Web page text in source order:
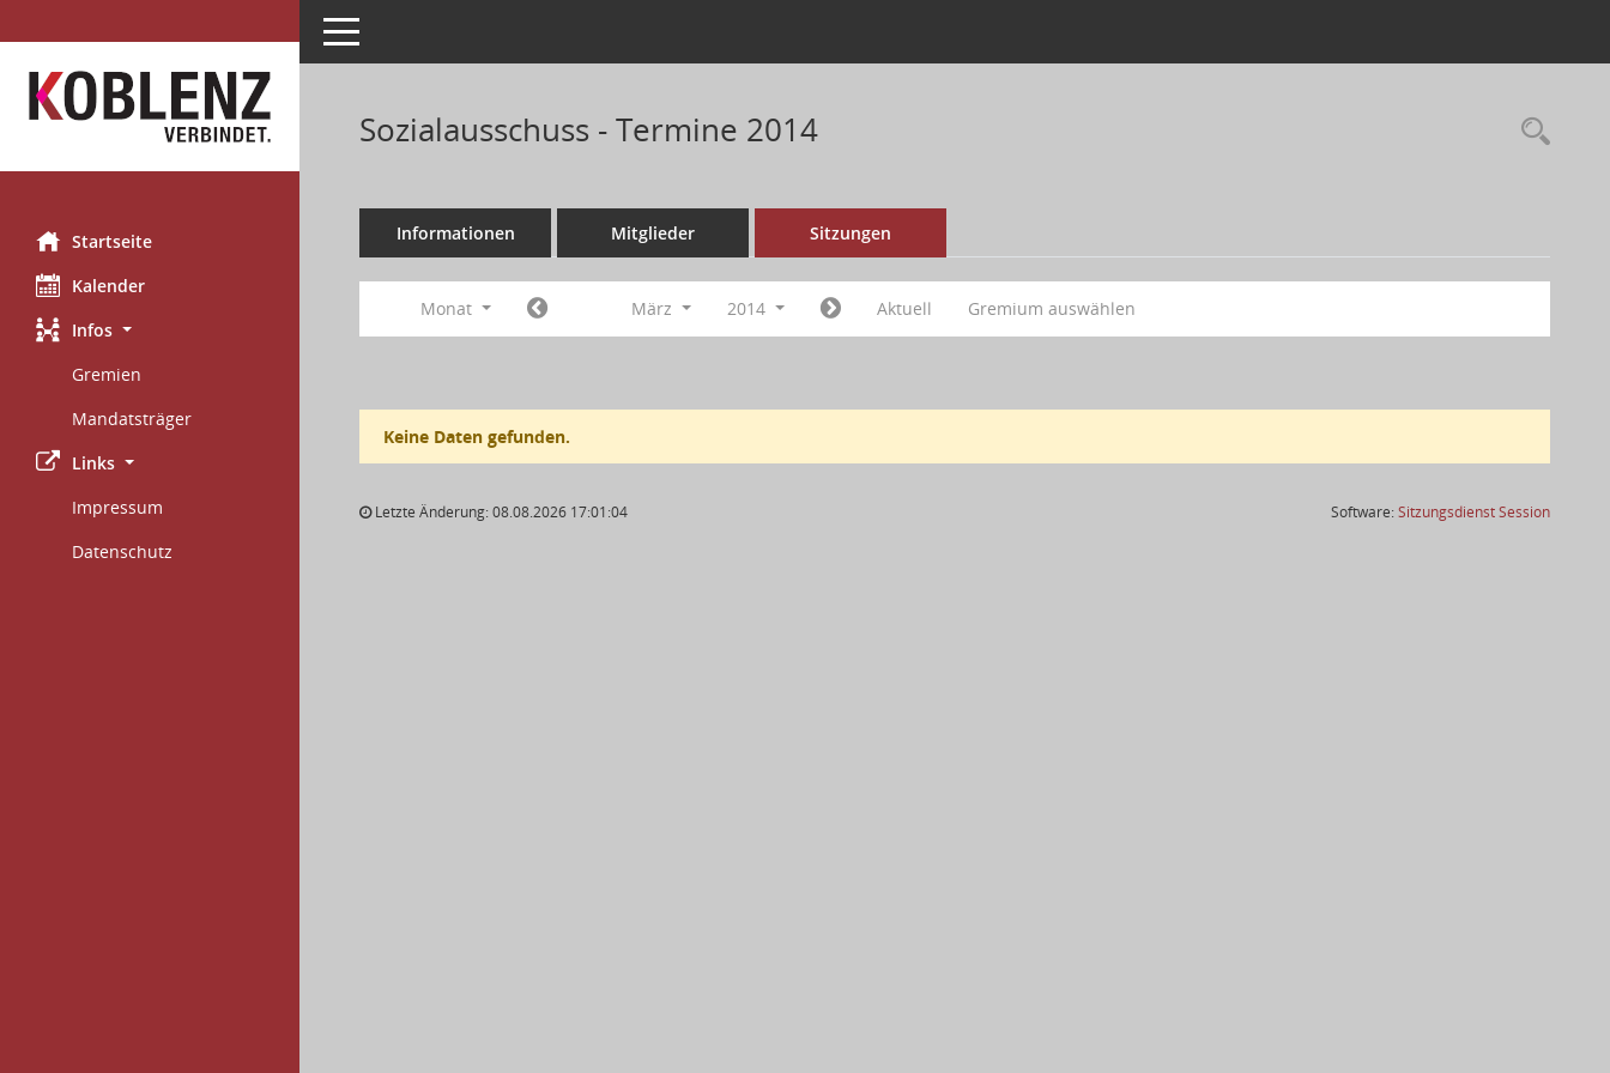
Startseite
Kalender
Infos
Gremien
Mandatsträger
Links
Impressum
Datenschutz
Toggle navigation
Sozialausschuss - Termine 2014
Informationen Mitglieder Sitzungen
Monat März 2014 Aktuell Gremium auswählen
Keine Daten gefunden.
Letzte Änderung: 08.08.2026 17:01:04 Software:SitzungsdienstSession(Wird in